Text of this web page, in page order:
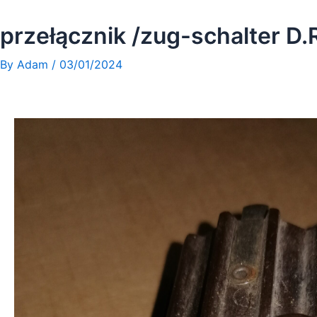
content
przełącznik /zug-schalter
By Adam / 03/01/2024